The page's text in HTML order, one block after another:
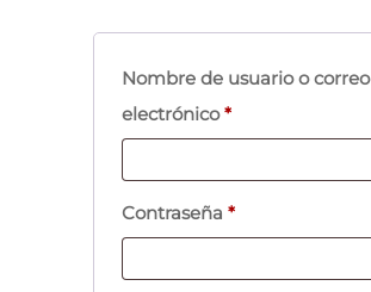
Nombre de usuario o correo
electrónico*
Contraseña *